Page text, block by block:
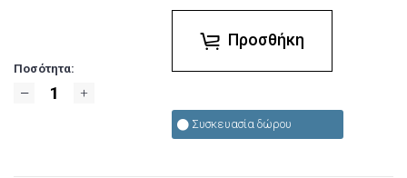
Ποσότητα:
Προσθήκη
Συσκευασία δώρου